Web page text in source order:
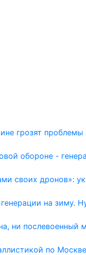
грозят
обороне -
своих дронов»:
на зиму.
ни послевоенный
по